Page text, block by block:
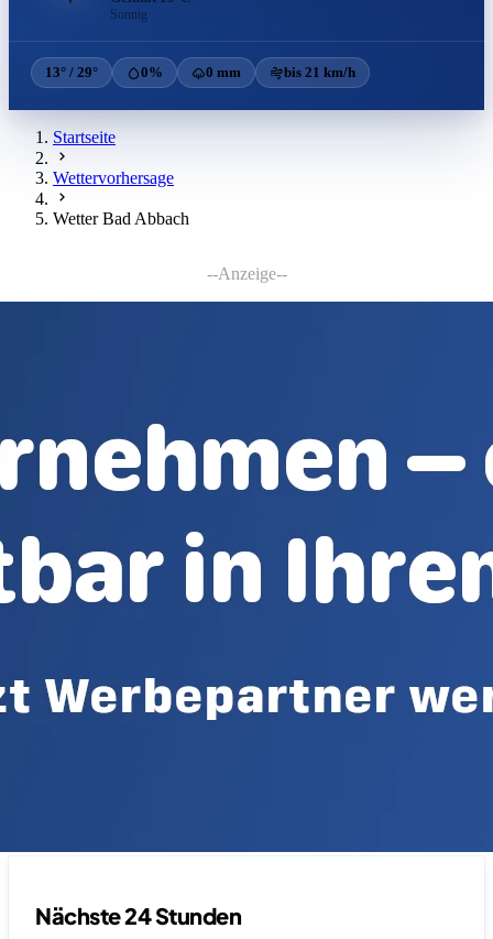
Sonnig
13° / 29° 0% 0 mm bis 21 km/h
Startseite
Wettervorhersage
Wetter Bad Abbach
--Anzeige--
Nächste 24 Stunden